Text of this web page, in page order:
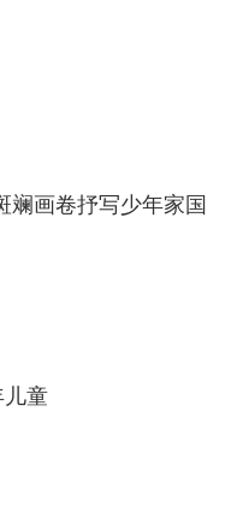
画卷抒写少年家国
童